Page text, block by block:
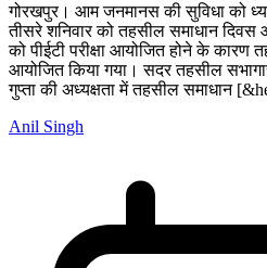
गोरखपुर। आम जनमानस की सुविधा को
तीसरे शनिवार को तहसील समाधान दिवस
को पीईटी परीक्षा आयोजित होने के
आयोजित किया गया। सदर तहसील
गुप्ता की अध्यक्षता में तहसील समाधान
Anil Singh